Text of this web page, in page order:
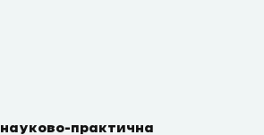
практична